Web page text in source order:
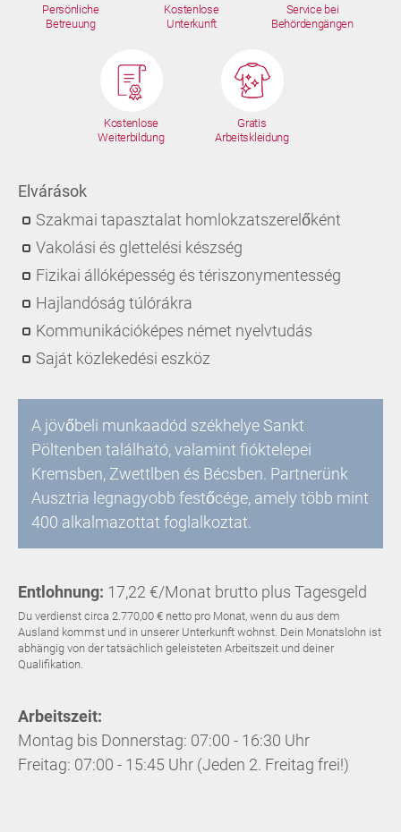
Persönliche
Betreuung
Kostenlose
Unterkunft
Service bei
Behördengängen
Kostenlose
Weiterbildung
Gratis
Arbeitskleidung
Elvárások
Szakmai tapasztalat homlokzatszerelőként
Vakolási és glettelési készség
Fizikai állóképesség és tériszonymentesség
Hajlandóság túlórákra
Kommunikációképes német nyelvtudás
Saját közlekedési eszköz
A jövőbeli munkaadód székhelye Sankt
Pöltenben található, valamint fióktelepei
Kremsben, Zwettlben és Bécsben. Partnerünk
Ausztria legnagyobb festőcége, amely több mint
400 alkalmazottat foglalkoztat.
Entlohnung: 17,22 €/Monat brutto plus Tagesgeld
Du verdienst circa 2.770,00 € netto pro Monat, wenn du aus dem
Ausland kommst und in unserer Unterkunft wohnst. Dein Monatslohn ist
abhängig von der tatsächlich geleisteten Arbeitszeit und deiner
Qualifikation.
Arbeitszeit:
Montag bis Donnerstag: 07:00 - 16:30 Uhr
Freitag: 07:00 - 15:45 Uhr (Jeden 2. Freitag frei!)